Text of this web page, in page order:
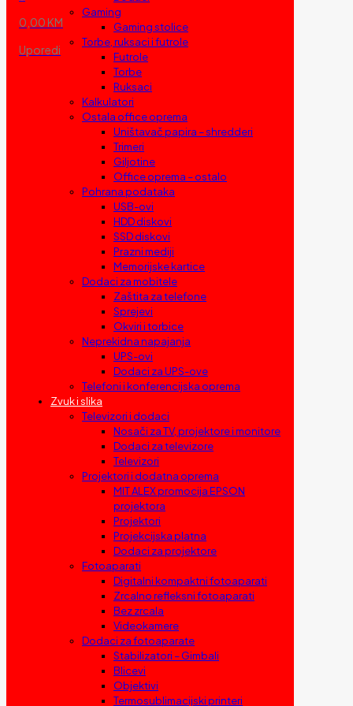
0,00 KM
Uporedi
Gaming
Gaming stolice
Torbe, ruksaci i futrole
Futrole
Torbe
Ruksaci
Kalkulatori
Ostala office oprema
Uništavač papira – shredderi
Trimeri
Giljotine
Office oprema – ostalo
Pohrana podataka
USB-ovi
HDD diskovi
SSD diskovi
Prazni mediji
Memorijske kartice
Dodaci za mobitele
Zaštita za telefone
Sprejevi
Okviri i torbice
Neprekidna napajanja
UPS-ovi
Dodaci za UPS-ove
Telefoni i konferencijska oprema
Zvuk i slika
Televizori i dodaci
Nosači za TV, projektore i monitore
Dodaci za televizore
Televizori
Projektori i dodatna oprema
MIT ALEX promocija EPSON
projektora
Projektori
Projekcijska platna
Dodaci za projektore
Fotoaparati
Digitalni kompaktni fotoaparati
Zrcalno refleksni fotoaparati
Bez zrcala
Videokamere
Dodaci za fotoaparate
Stabilizatori – Gimbali
Blicevi
Objektivi
Termosublimacijski printeri